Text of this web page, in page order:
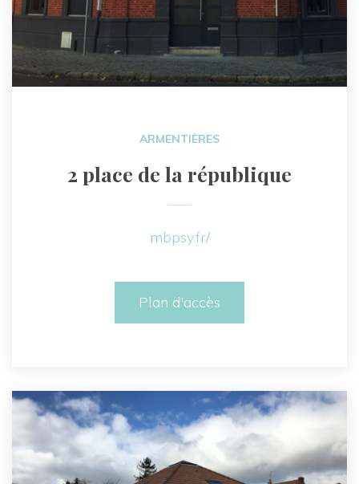
ARMENTIÈRES
2 place de la république
mbpsy.fr/
Plan d'accès